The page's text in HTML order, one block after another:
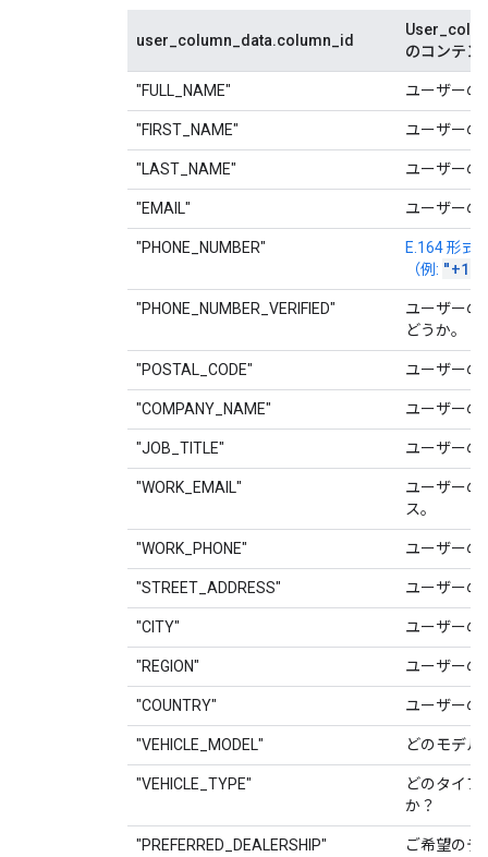
user_column_data.column_id
のコンテン
"FULL_NAME" ユーザーの
"FIRST_NAME" ユーザーの
"LAST_NAME" ユーザーの
"EMAIL" ユーザーの
"PHONE_NUMBER"
E.164 形式
（例:
"PHONE_NUMBER_VERIFIED"
ユーザーの
どうか。
"POSTAL_CODE" ユーザーの
"COMPANY_NAME" ユーザーの
"JOB_TITLE" ユーザーの
"WORK_EMAIL"
ユーザーの
ス。
"WORK_PHONE" ユーザーの
"STREET_ADDRESS" ユーザーの
"CITY" ユーザーの
"REGION" ユーザーの
"COUNTRY" ユーザーの
"VEHICLE_MODEL" どのモデル
"VEHICLE_TYPE"
どのタイプ
か？
"PREFERRED_DEALERSHIP"
ご希望のデ